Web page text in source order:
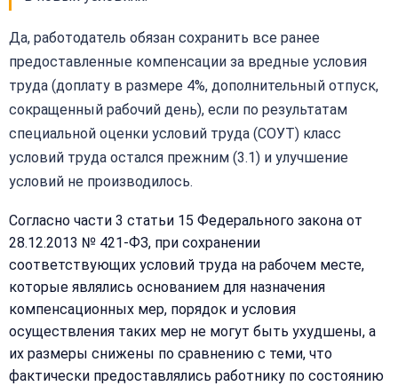
Да, работодатель обязан сохранить все ранее
предоставленные компенсации за вредные условия
труда (доплату в размере 4%, дополнительный отпуск,
сокращенный рабочий день), если по результатам
специальной оценки условий труда (СОУТ) класс
условий труда остался прежним (3.1) и улучшение
условий не производилось.
Согласно части 3 статьи 15 Федерального закона от
28.12.2013 № 421-ФЗ, при сохранении
соответствующих условий труда на рабочем месте,
которые являлись основанием для назначения
компенсационных мер, порядок и условия
осуществления таких мер не могут быть ухудшены, а
их размеры снижены по сравнению с теми, что
фактически предоставлялись работнику по состоянию